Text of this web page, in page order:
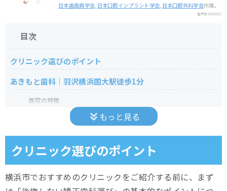
日本歯周病学会, 日本口腔インプラント学会, 日本口腔外科学会所属。
監修日:2026/02/17
目次
クリニック選びのポイント
あきもと歯科｜羽沢横浜国大駅徒歩1分
医院の特徴
さとうデンタルクリニック｜横浜駅徒歩3分
ひろ矯正歯科クリニック｜新横浜駅徒歩5分
横浜西口 エキニア歯科・矯正歯科｜横浜駅徒歩1分
もっと見る
クリニック選びのポイント
横浜市でおすすめのクリニックをご紹介する前に、まず